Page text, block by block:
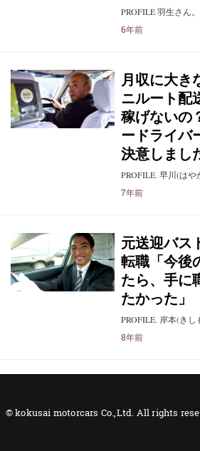
PROFILE 羽生さん
6年前
月収に大き
ニルート配
稼げないの
ードライバ
決意しまし
PROFILE. 早川(は
7年前
元送迎バス
転職「今後
たら、手に
たかった」
PROFILE. 岸本(き
8年前
© kokusai motorcars Co.,Ltd. All rights